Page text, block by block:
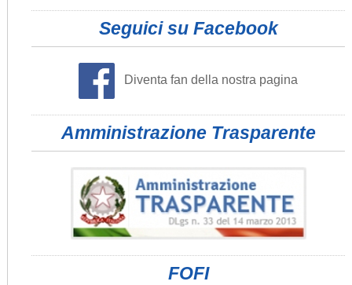
Seguici su Facebook
Diventa fan della nostra pagina
Amministrazione Trasparente
FOFI